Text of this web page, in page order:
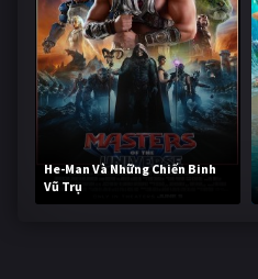
He-Man Và Những Chiến Binh
Vũ Trụ
241,855 lượt xem